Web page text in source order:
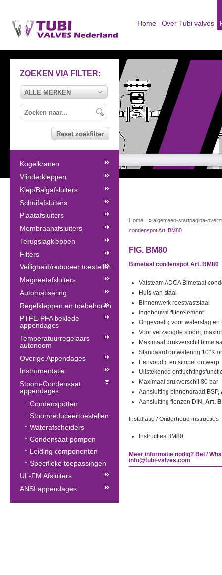
Home Over Tubi valves
Home » algemeen-startpagina-
condenspot Art. BM80
FIG. BM80
Bimetaal condenspot Art. BM80
Valsteam ADCA Bimetaal
Huis van staal
Binnenwerk roestvaststaal
Ingebouwd filterelement
Ongevoelig voor waterslag en
Voor verzadigde stoom,
Maximaal drukverschil
Standaard ontwatering 10°K
Eenvoudig en simpel ontwerp
Uitstekende
Maximaal drukverschil 80 bar
Aansluiting binnendraad BSP,
Aansluiting flenzen DIN, Art.
Installatie / Onderhoud instructies
Instructies BM80
Meer informatie nodig? Bel /
info@tubi-valves.com
ZOEKEN VIA FILTER:
ALLE MERKEN
Reset zoekfilter
Kogelkranen
Vlinderkleppen
Klep/Balgafsluiters
Schuifafsluiters
Plaatafsluiters
Membraanafsluiters
Terugslagkleppen
Filters
Veiligheid/reduceer toestellen
Magneetafsluiters
Automatisering
Regelkleppen en toebehoren
PTFE-PFA beklede
appendages
Temperatuurregelaars
autonoom
Overige Appendages
Instrumentatie
Stoom-Condensaat
appendages
Condenspotten
Stoomreduceertoestellen
Waterafscheiders
Condensaat pompen
Leiding componenten
Specifieke toepassingen
UL-FM Afsluiters
ANSI appendages